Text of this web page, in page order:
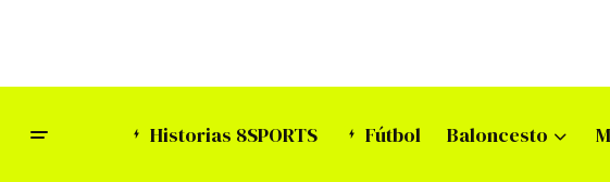
Historias 8SPORTS Fútbol Baloncesto